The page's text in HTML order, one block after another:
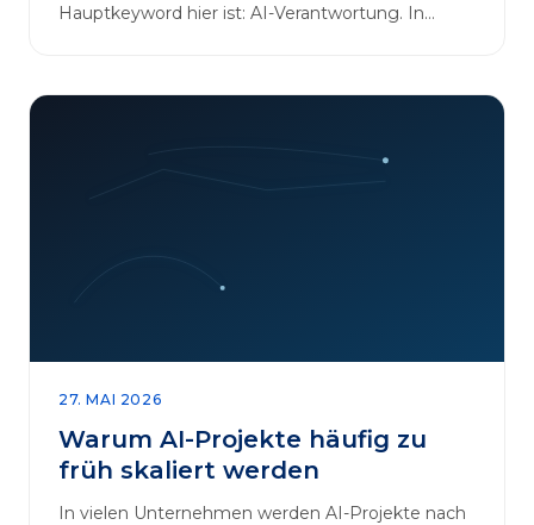
Hauptkeyword hier ist: AI-Verantwortung. In
27. MAI 2026
Warum AI-Projekte häufig zu
früh skaliert werden
In vielen Unternehmen werden AI-Projekte nach